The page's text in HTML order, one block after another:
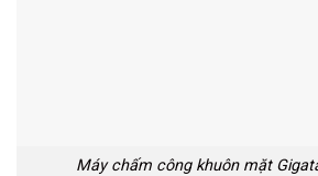
Máy chấm công khuôn mặt